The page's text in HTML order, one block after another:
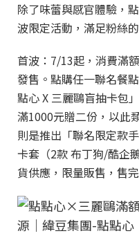
除了味蕾與感官體驗，
波限定活動，滿足粉絲
首波：7/13起，消費滿
發售。點購任一聯名餐
點心 X 三麗鷗盲抽卡包
滿1000元贈二份，以此
則是推出「聯名限定款
卡套（2款 布丁狗/酷企
貨供應，限量販售，售